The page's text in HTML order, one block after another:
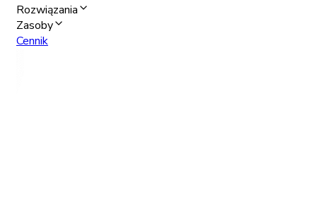
Rozwiązania
Zasoby
Cennik